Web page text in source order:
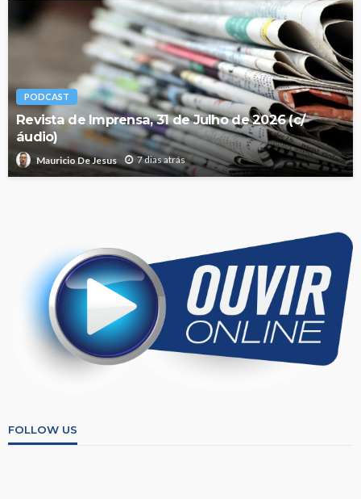
PODCAST
Revista de Imprensa, 31 de Julho de 2026 (c/
áudio)
Mauricio De Jesus 7 dias atrás
FOLLOW US